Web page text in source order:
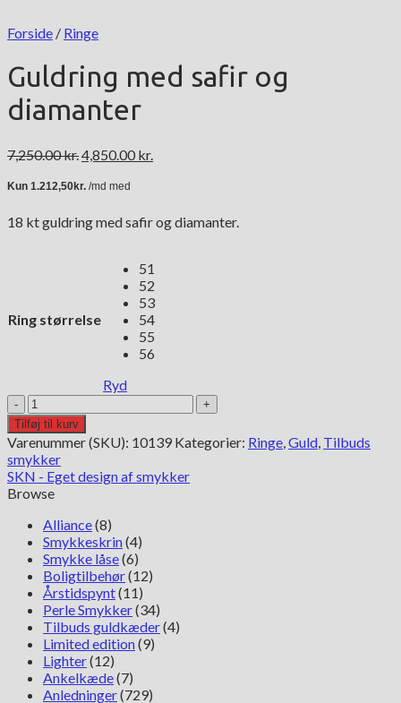
Forside / Ringe
Guldring med safir og
diamanter
7,250.00kr.Den
pris
7,250.00 kr..
4,850.00 kr.
4,850.00 kr..
18 kt guldring med safir og diamanter.
Ring størrelse
51
52
53
54
55
56
Ryd
Guldring
med
safir
og
diamanter
antal
Tilføj til kurv
Varenummer (SKU): 10139 Kategorier: Ringe,Guld, Tilbuds
smykker
SKN - Eget design af smykker
Browse
Alliance(8)
Smykkeskrin(4)
Smykke låse(6)
Boligtilbehør(12)
Årstidspynt(11)
Perle Smykker(34)
Tilbuds guldkæder(4)
Limited edition(9)
Lighter(12)
Ankelkæde(7)
Anledninger(729)